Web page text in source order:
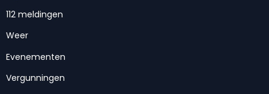
112 meldingen
Weer
Evenementen
Vergunningen